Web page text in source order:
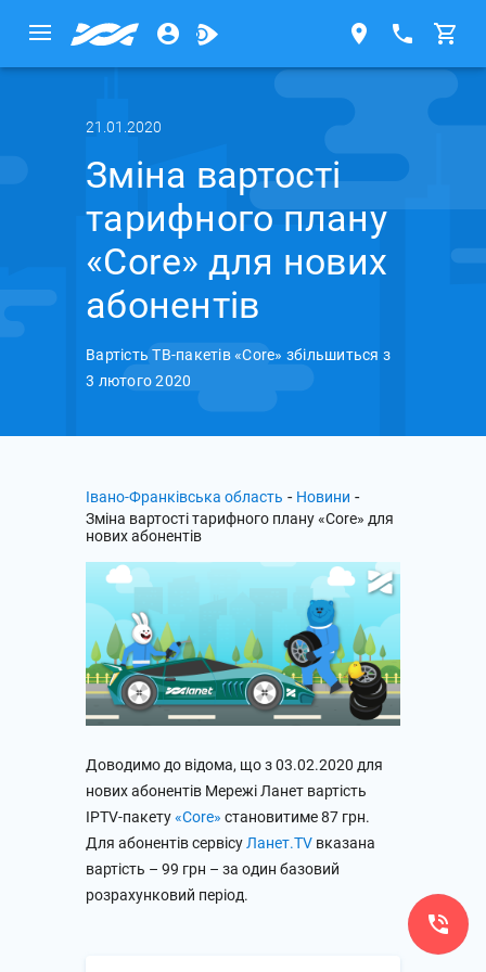
21.01.2020
Зміна вартості
тарифного плану
«Core» для нових
абонентів
Вартість ТВ-пакетів «Core» збільшиться з
3 лютого 2020
Івано-Франківська область - Новини -
Зміна вартості тарифного плану «Core» для
нових абонентів
Доводимо до відома, що з 03.02.2020 для
нових абонентів Мережі Ланет вартість
IPTV-пакету«Core» становитиме 87 грн.
Для абонентів сервісу Ланет.TV вказана
вартість – 99 грн – за один базовий
розрахунковий період.